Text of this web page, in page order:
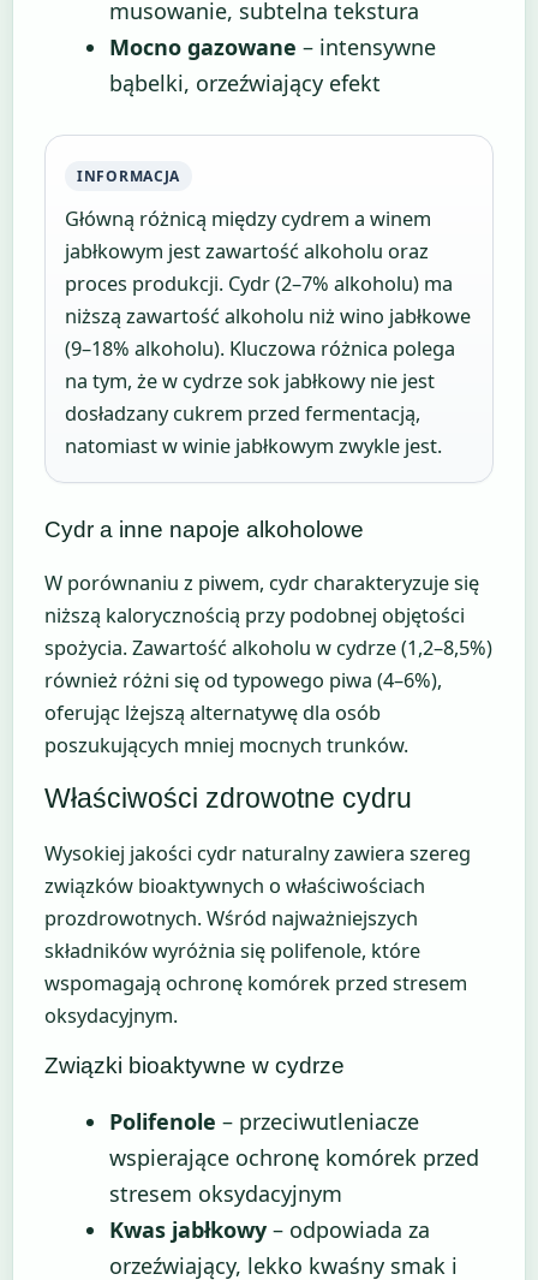
musowanie, subtelna tekstura
Mocno gazowane – intensywne
bąbelki, orzeźwiający efekt
INFORMACJA
Główną różnicą między cydrem a winem
jabłkowym jest zawartość alkoholu oraz
proces produkcji. Cydr (2–7% alkoholu) ma
niższą zawartość alkoholu niż wino jabłkowe
(9–18% alkoholu). Kluczowa różnica polega
na tym, że w cydrze sok jabłkowy nie jest
dosładzany cukrem przed fermentacją,
natomiast w winie jabłkowym zwykle jest.
Cydr a inne napoje alkoholowe
W porównaniu z piwem, cydr charakteryzuje się
niższą kalorycznością przy podobnej objętości
spożycia. Zawartość alkoholu w cydrze (1,2–8,5%)
również różni się od typowego piwa (4–6%),
oferując lżejszą alternatywę dla osób
poszukujących mniej mocnych trunków.
Właściwości zdrowotne cydru
Wysokiej jakości cydr naturalny zawiera szereg
związków bioaktywnych o właściwościach
prozdrowotnych. Wśród najważniejszych
składników wyróżnia się polifenole, które
wspomagają ochronę komórek przed stresem
oksydacyjnym.
Związki bioaktywne w cydrze
Polifenole – przeciwutleniacze
wspierające ochronę komórek przed
stresem oksydacyjnym
Kwas jabłkowy – odpowiada za
orzeźwiający, lekko kwaśny smak i